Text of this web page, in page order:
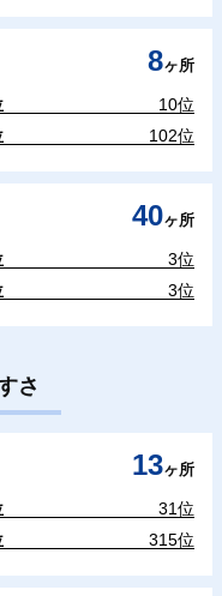
8ヶ所
10位
102位
40ヶ所
3位
3位
さ
13ヶ所
31位
315位